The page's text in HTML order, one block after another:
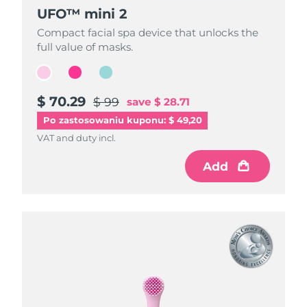
UFO™ mini 2
Compact facial spa device that unlocks the
full value of masks.
$ 70.29 $ 99 save $ 28.71
Po zastosowaniu kuponu: $ 49,20
VAT and duty incl.
Add
UFO™ mini 2
Compact facial spa device that unlocks the
full value of masks.
$ 70.29 $ 99 save $ 28.71
VAT and duty incl.
Add
UFO™ mini 2
Compact facial spa device that unlocks the
full value of masks.
$ 70.29 $ 99 save $ 28.71
VAT and duty incl.
Add